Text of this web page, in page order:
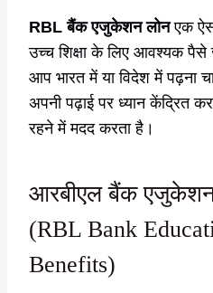
RBL बैंक एजुकेशन लोनएक
उच्च शिक्षा के लिए आवश्यक
आप भारत में या विदेश में पढ़ना
अपनी पढ़ाई पर ध्यान केंद्रित
रहने में मदद करता है।
आरबीएल बैंक एजुकेशन
(RBL Bank
Benefits)